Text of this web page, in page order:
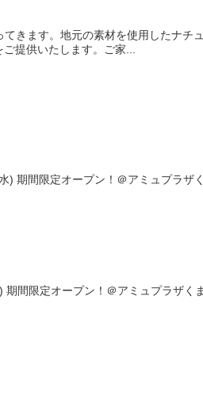
きます。地元の素材を使用したナチ
提供いたします。ご家...
) 期間限定オープン！＠アミュプラザ
間限定オープン！＠アミュプラザく